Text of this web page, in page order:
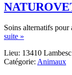
Soins alternatifs
suite »
Lieu: 13410 Lambesc
Catégorie: Animaux